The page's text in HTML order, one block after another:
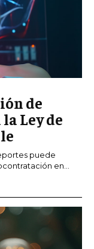
de
Ley de
puede
en...